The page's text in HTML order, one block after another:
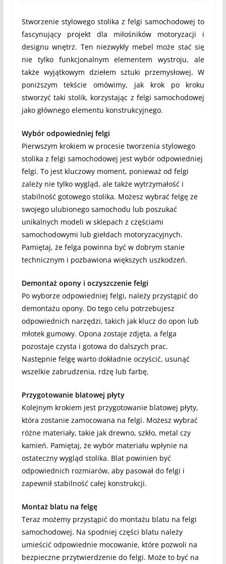
Stworzenie stylowego stolika z felgi samochodowej to
fascynujący projekt dla miłośników motoryzacji i
designu wnętrz. Ten niezwykły mebel może stać się
nie tylko funkcjonalnym elementem wystroju, ale
także wyjątkowym dziełem sztuki przemysłowej. W
poniższym tekście omówimy, jak krok po kroku
stworzyć taki stolik, korzystając z felgi samochodowej
jako głównego elementu konstrukcyjnego.
Wybór odpowiedniej felgi
Pierwszym krokiem w procesie tworzenia stylowego
stolika z felgi samochodowej jest wybór odpowiedniej
felgi. To jest kluczowy moment, ponieważ od felgi
zależy nie tylko wygląd, ale także wytrzymałość i
stabilność gotowego stolika. Możesz wybrać felgę ze
swojego ulubionego samochodu lub poszukać
unikalnych modeli w sklepach z częściami
samochodowymi lub giełdach motoryzacyjnych.
Pamiętaj, że felga powinna być w dobrym stanie
technicznym i pozbawiona większych uszkodzeń.
Demontaż opony i oczyszczenie felgi
Po wyborze odpowiedniej felgi, należy przystąpić do
demontażu opony. Do tego celu potrzebujesz
odpowiednich narzędzi, takich jak klucz do opon lub
młotek gumowy. Opona zostaje zdjęta, a felga
pozostaje czysta i gotowa do dalszych prac.
Następnie felgę warto dokładnie oczyścić, usunąć
wszelkie zabrudzenia, rdzę lub farbę.
Przygotowanie blatowej płyty
Kolejnym krokiem jest przygotowanie blatowej płyty,
która zostanie zamocowana na felgi. Możesz wybrać
różne materiały, takie jak drewno, szkło, metal czy
kamień. Pamiętaj, że wybór materiału wpłynie na
ostateczny wygląd stolika. Blat powinien być
odpowiednich rozmiarów, aby pasował do felgi i
zapewnił stabilność całej konstrukcji.
Montaż blatu na felgę
Teraz możemy przystąpić do montażu blatu na felgi
samochodowej. Na spodniej części blatu należy
umieścić odpowiednie mocowanie, które pozwoli na
bezpieczne przytwierdzenie do felgi. Może to być na